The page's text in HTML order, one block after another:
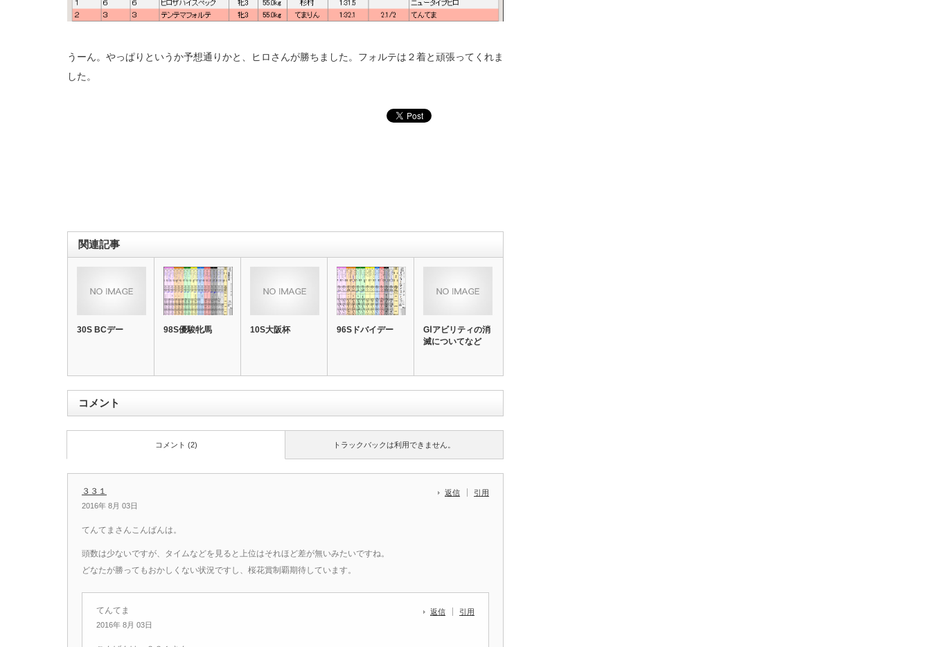
うーん。やっぱりというか予想通りかと、ヒロさんが勝ちました。フォルテは２着と頑張ってくれま
した。
関連記事
30S BCデー 98S優駿牝馬 10S大阪杯 96Sドバイデー
GⅠアビリティの消
滅についてなど
コメント
トラックバックは利用できません。
コメント (2)
３３１
2016年 8月 03日
返信 引用
てんてまさんこんばんは。
頭数は少ないですが、タイムなどを見ると上位はそれほど差が無いみたいですね。
どなたが勝ってもおかしくない状況ですし、桜花賞制覇期待しています。
てんてま
2016年 8月 03日
返信 引用